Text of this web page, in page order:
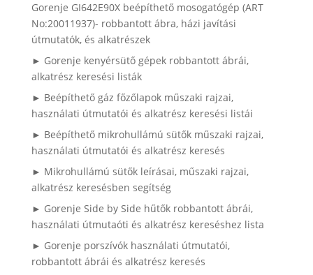
Gorenje GI642E90X beépíthető mosogatógép (ART
No:20011937)- robbantott ábra, házi javítási
útmutatók, és alkatrészek
► Gorenje kenyérsütő gépek robbantott ábrái,
alkatrész keresési listák
► Beépíthető gáz főzőlapok műszaki rajzai,
használati útmutatói és alkatrész keresési listái
► Beépíthető mikrohullámú sütők műszaki rajzai,
használati útmutatói és alkatrész keresés
► Mikrohullámú sütők leírásai, műszaki rajzai,
alkatrész keresésben segítség
► Gorenje Side by Side hűtők robbantott ábrái,
használati útmutaóti és alkatrész kereséshez lista
► Gorenje porszívók használati útmutatói,
robbantott ábrái és alkatrész keresés